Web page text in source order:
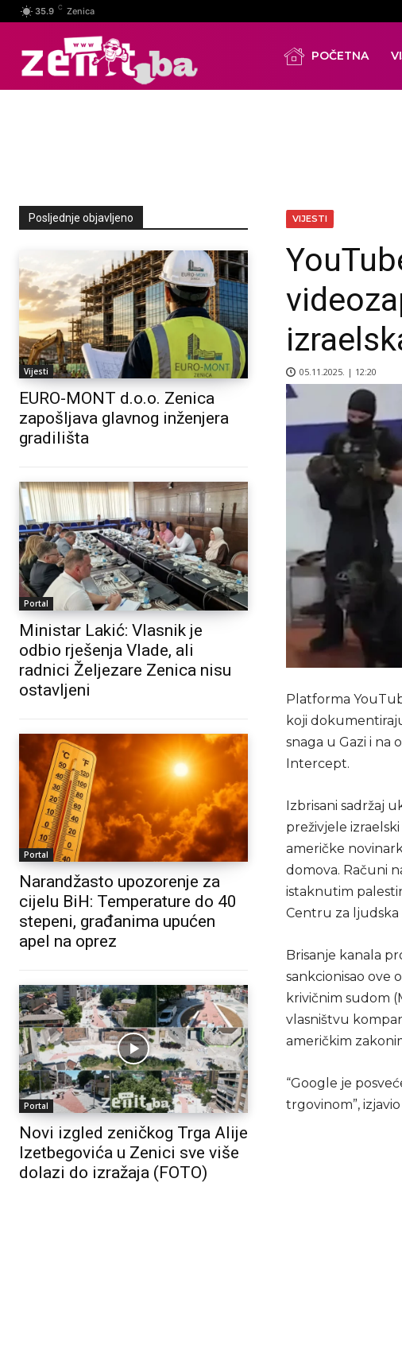
35.9 C Zenica
POČETNA
Posljednje objavljeno
Vijesti
EURO-MONT d.o.o. Zenica
zapošljava glavnog inženjera
gradilišta
Portal
Ministar Lakić: Vlasnik je
odbio rješenja Vlade, ali
radnici Željezare Zenica nisu
ostavljeni
Portal
Narandžasto upozorenje za
cijelu BiH: Temperature do 40
stepeni, građanima upućen
apel na oprez
Portal
Novi izgled zeničkog Trga Alije
Izetbegovića u Zenici sve više
dolazi do izražaja (FOTO)
VIJESTI
05.11.2025. | 12:20
Platforma
koji
snaga u Gazi i na
Intercept.
Izbrisani sadržaj
preživjele
američke
domova. Računi
istaknutim
Centru za ljudska
Brisanje kanala
sankcionisao ove
krivičnim sudom
vlasništvu
američkim
“Google je
trgovinom”,